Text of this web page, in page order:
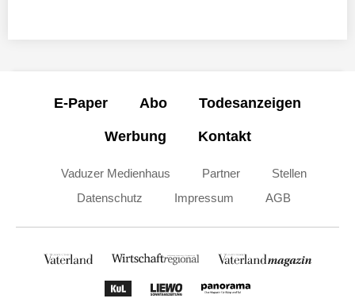
E-Paper Abo Todesanzeigen
Werbung Kontakt
Vaduzer Medienhaus Partner
Stellen
Datenschutz
Impressum AGB